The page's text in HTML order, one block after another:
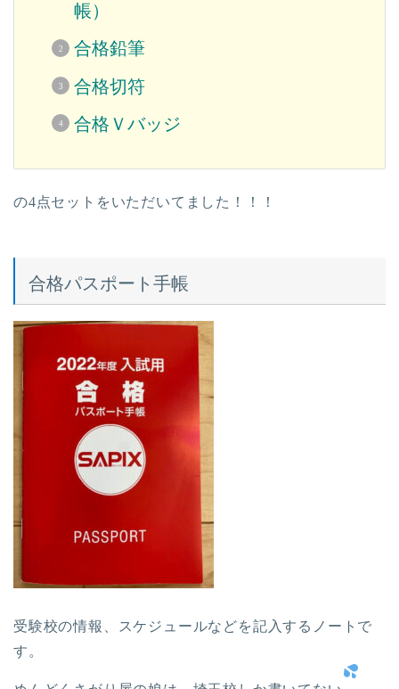
帳）
合格鉛筆
合格切符
合格Ｖバッジ
の4点セットをいただいてました！！！
合格パスポート手帳
受験校の情報、スケジュールなどを記入するノートで
す。